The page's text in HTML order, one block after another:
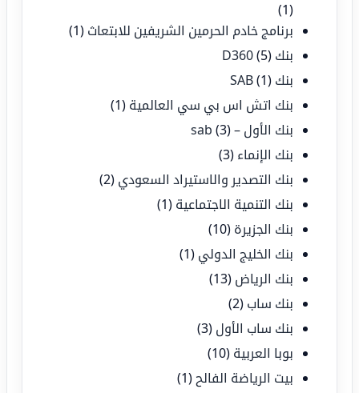
(1)
برنامج خادم الحرمين الشريفين للابتعاث (1)
بنك D360 (5)
بنك SAB (1)
بنك اتش اس بي سي العالمية (1)
بنك الأول – sab(3)
بنك الإنماء (3)
بنك التصدير والاستيراد السعودي (2)
بنك التنمية الاجتماعية (1)
بنك الجزيرة (10)
بنك الخليج الدولي (1)
بنك الرياض (13)
بنك ساب (2)
بنك ساب الأول (3)
بوبا العربية (10)
بيت الرياضة الفالح (1)